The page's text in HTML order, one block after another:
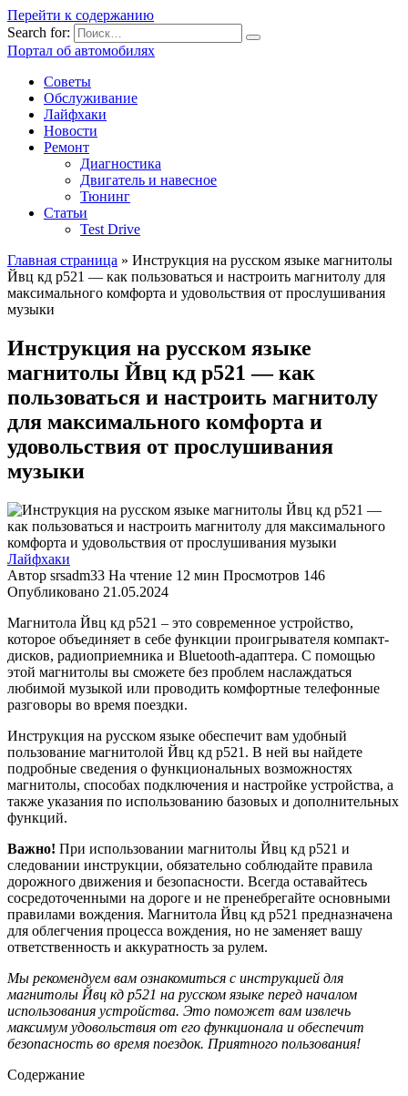
Перейти к содержанию
Search for:
Портал об автомобилях
Советы
Обслуживание
Лайфхаки
Новости
Ремонт
Диагностика
Двигатель и навесное
Тюнинг
Статьи
Test Drive
Главная страница » Инструкция на русском языке магнитолы
Йвц кд р521 — как пользоваться и настроить магнитолу для
максимального комфорта и удовольствия от прослушивания
музыки
Инструкция на русском языке
магнитолы Йвц кд р521 — как
пользоваться и настроить магнитолу
для максимального комфорта и
удовольствия от прослушивания
музыки
Лайфхаки
Автор srsadm33 На чтение 12 мин Просмотров 146
Опубликовано 21.05.2024
Магнитола Йвц кд р521 – это современное устройство,
которое объединяет в себе функции проигрывателя компакт-
дисков, радиоприемника и Bluetooth-адаптера. С помощью
этой магнитолы вы сможете без проблем наслаждаться
любимой музыкой или проводить комфортные телефонные
разговоры во время поездки.
Инструкция на русском языке обеспечит вам удобный
пользование магнитолой Йвц кд р521. В ней вы найдете
подробные сведения о функциональных возможностях
магнитолы, способах подключения и настройке устройства, а
также указания по использованию базовых и дополнительных
функций.
Важно! При использовании магнитолы Йвц кд р521 и
следовании инструкции, обязательно соблюдайте правила
дорожного движения и безопасности. Всегда оставайтесь
сосредоточенными на дороге и не пренебрегайте основными
правилами вождения. Магнитола Йвц кд р521 предназначена
для облегчения процесса вождения, но не заменяет вашу
ответственность и аккуратность за рулем.
Мы рекомендуем вам ознакомиться с инструкцией для
магнитолы Йвц кд р521 на русском языке перед началом
использования устройства. Это поможет вам извлечь
максимум удовольствия от его функционала и обеспечит
безопасность во время поездок. Приятного пользования!
Содержание